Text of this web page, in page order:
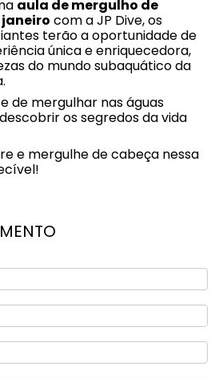
aula de mergulho de
com a JP Dive, os
terão a oportunidade de
única e enriquecedora,
do mundo subaquático da
de mergulhar nas águas
os segredos da vida
e mergulhe de cabeça nessa